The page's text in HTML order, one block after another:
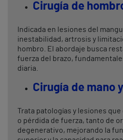
Cirugía de
Indicada en lesiones del
inestabilidad, artrosis y
hombro. El abordaje busca
fuerza del brazo,
diaria.
Cirugía de mano
Trata patologías y lesiones
o pérdida de fuerza, tanto de
degenerativo, mejorando la